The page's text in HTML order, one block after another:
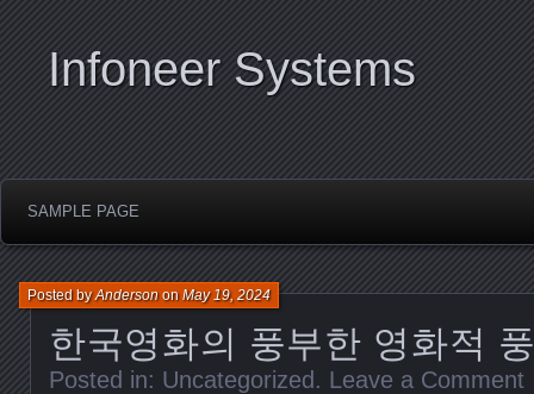
Infoneer Systems
SAMPLE PAGE
한국영화의 풍부한 영화적
Posted byAndersononMay 19, 2024
Posted in: Uncategorized . Leave a Comment